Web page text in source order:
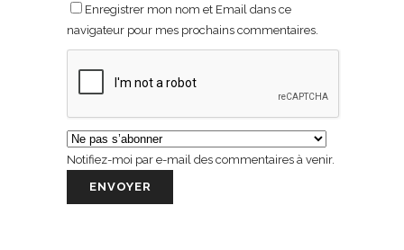
Enregistrer mon nom et Email dans ce
navigateur pour mes prochains commentaires.
Notifiez-moi par e-mail des commentaires à venir.